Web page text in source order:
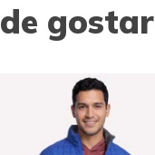
gostar